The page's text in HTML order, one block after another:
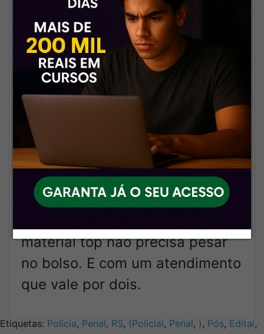
fácil, do jeitinho que quem
estuda todo dia precisa.
💬Equipe que fala a sua língua
Sabe aquele suporte frio,
automático? Esquece. Aqui tem
gente de verdade cuidando do
seu sucesso.
🚀Custo acessível com
qualidade premium
material top não precisa pesar
no bolso. E com um atendimento
que vale por dois.
Etiquetas: Polícia, Penal, RS, (Policial, Penal, ), Pós, Edital,